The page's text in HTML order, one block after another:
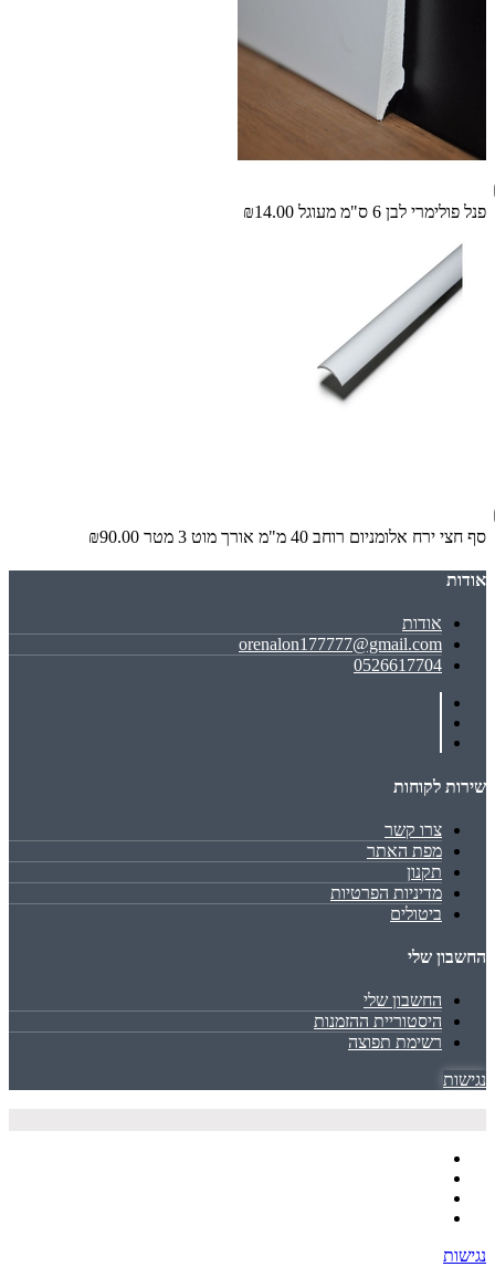
פנל פולימרי לבן 6 ס"מ מעוגל ₪14.00
סף חצי ירח אלומניום רוחב 40 מ"מ אורך מוט 3 מטר ₪90.00
אודות
אודות
orenalon177777@gmail.com
0526617704
שירות לקוחות
צרו קשר
מפת האתר
תקנון
מדיניות הפרטיות
ביטולים
החשבון שלי
החשבון שלי
היסטוריית ההזמנות
רשימת תפוצה
נגישות
נגישות